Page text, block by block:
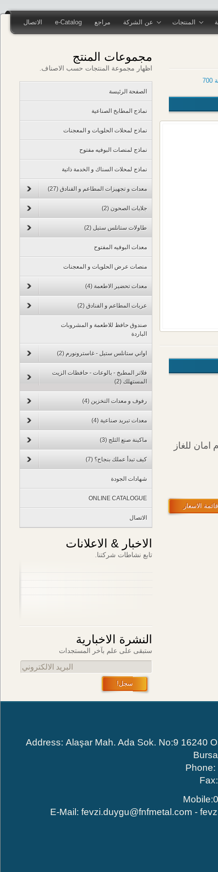
المنتجات عن الشركة مراجع e-Catalog الاتصال
للغاز
الاسعار
مجموعات المنتج
اظهار مجموعة المنتجات حسب الاصناف.
الصفحة الرئيسة
نماذج المطابخ الصناعية
نماذج لمحلات الحلويات و المعجنات
نماذج لمنصات البوفيه مفتوح
نماذج لمحلات السناك و الخدمة ذاتية
معدات و تجهيزات المطاعم و الفنادق (27)
جلايات الصحون (2)
طاولات ستانلس ستيل (2)
معدات البوفيه المفتوح
منصات عرض الحلويات و المعجنات
معدات تحضير الاطعمة (4)
عربات المطاعم و الفنادق (2)
صندوق حافظ للاطعمة و المشروبات
الباردة
اواني ستانلس ستيل - غاسترونورم (2)
فلاتر المطبخ - بالوعات - حافظات الزيت
المستهلك (2)
رفوف و معدات التخزين (4)
معدات تبريد صناعية (4)
ماكينة صنع الثلج (3)
كيف تبدأ عملك بنجاح؟ (7)
شهادات الجودة
ONLINE CATALOGUE
الاتصال
الاخبار & الاعلانات
تابع نشاطات شركتنا.
النشرة الاخبارية
ستبقى على علم بآخر المستجدات
البريد الالكتروني
سجل!
Address: Alaşar Mah. Ada Sok. No:9 16240
E-Mail:fevzi.duygu@fnfmetal.com-